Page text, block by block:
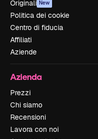
Originali New
Politica dei cookie
Centro di fiducia
Affiliati
Aziende
Azienda
Prezzi
Chi siamo
Recensioni
Lavora con noi